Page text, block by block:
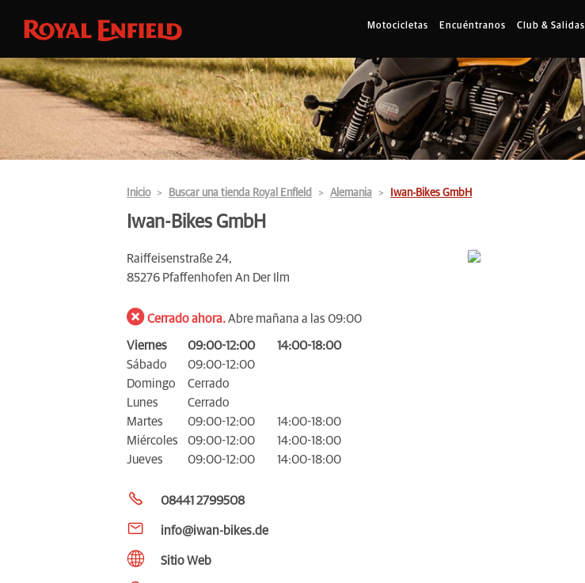
Motocicletas Encuéntranos Club & Salidas
Inicio Buscar una tienda Royal Enfield Alemania Iwan-Bikes GmbH
Iwan-Bikes GmbH
Raiffeisenstraße 24,
85276 Pfaffenhofen An Der Ilm
Cerrado ahora.Abre mañana a las 09:00
Viernes 09:00-12:00
14:00-18:00
Sábado
09:00-12:00
Domingo
Cerrado
Lunes
Cerrado
Martes
09:00-12:00
14:00-18:00
Miércoles
09:00-12:00
14:00-18:00
Jueves
09:00-12:00 14:00-18:00
08441 2799508
info@iwan-bikes.de
Sitio Web